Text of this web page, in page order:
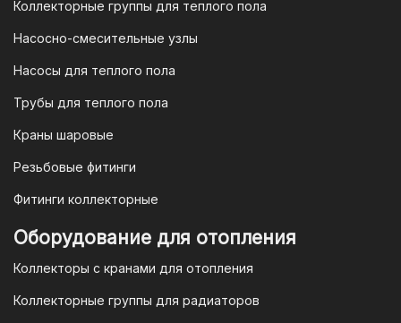
юридических лиц
Для наших корпоративных клиентов
мы предлагаем безналичную оплату по
выставим вам счет, который можно
оплатить в течение 3 рабочих дней.
организаций и ИП необходимо
связаться с оптовым отделом
Коллекторные группы для теплого пола
Насосно-смесительные узлы
Насосы для теплого пола
Трубы для теплого пола
Краны шаровые
Резьбовые фитинги
Фитинги коллекторные
Оборудование для отопления
Коллекторы с кранами для отопления
Коллекторные группы для радиаторов